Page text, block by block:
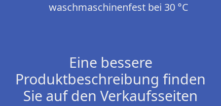
waschmaschinenfest bei 30 °C
Eine bessere
Produktbeschreibung finden
Sie auf den Verkaufsseiten